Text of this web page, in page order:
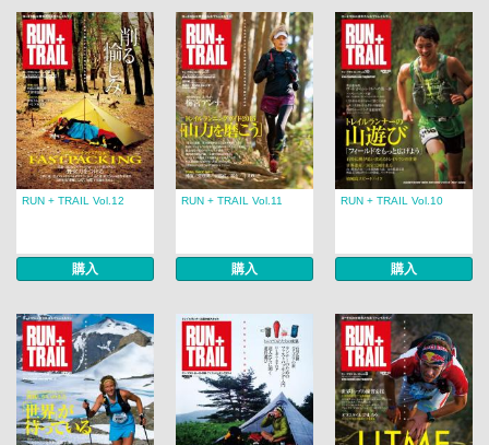
RUN + TRAIL Vol.12
購入
RUN + TRAIL Vol.11
購入
RUN + TRAIL Vol.10
購入